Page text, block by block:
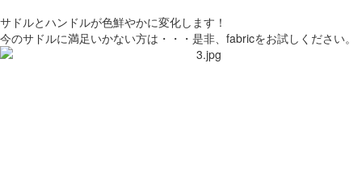
サドルとハンドルが色鮮やかに変化します！
今のサドルに満足いかない方は・・・是非、fabricをお試しください。